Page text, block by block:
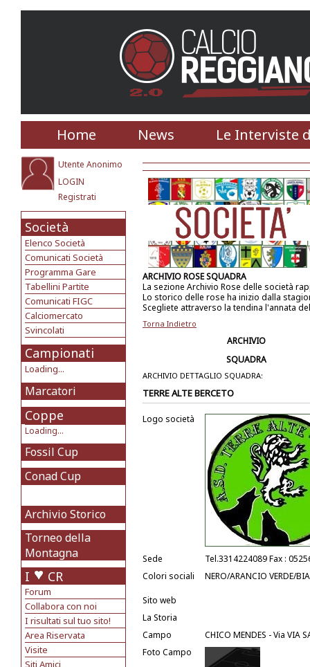
Home News Le Interviste
Utente Anonimo
LOGIN
Registrati
Società
Elenco Società
Comunicati Società
Programma Gare
Tabellini Partite
Comunicati FIGC
Calciomercato
Svincolati
Campionati
Loading...
Marcatori
Coppe
Loading...
Fossil Cup
Conad Cup
Archivio Storico
Torneo della
Montagna
I CR
Forum
Collabora con noi
I risultati sul tuo sito!
Area Riservata
Visite
Siti Amici
ARCHIVIO ROSE SQUADRA
La sezione Archivio Rose delle società
Lo storico delle rose ha inizio dalla
Scegliete attraverso la tendina l'annata
Torna Indietro
ARCHIVIO
SQUADRA
ARCHIVIO DETTAGLIO SQUADRA:
TERRE ALTE BERCETO
Logo società
Sede
Tel.3314224089 Fax :
Colori sociali
NERO/ARANCIO VERDE/
Sito web
La Storia
Campo
CHICO MENDES - Via VIA
Foto Campo